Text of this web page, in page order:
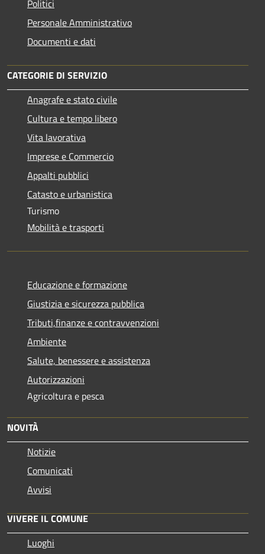
Politici
Personale Amministrativo
Documenti e dati
CATEGORIE DI SERVIZIO
Anagrafe e stato civile
Cultura e tempo libero
Vita lavorativa
Imprese e Commercio
Appalti pubblici
Catasto e urbanistica
Turismo
Mobilità e trasporti
Educazione e formazione
Giustizia e sicurezza pubblica
Tributi,finanze e contravvenzioni
Ambiente
Salute, benessere e assistenza
Autorizzazioni
Agricoltura e pesca
NOVITÀ
Notizie
Comunicati
Avvisi
VIVERE IL COMUNE
Luoghi